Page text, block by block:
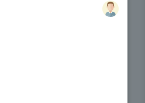
درباره ما